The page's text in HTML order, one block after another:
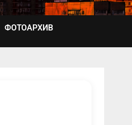
ФОТОАРХИВ